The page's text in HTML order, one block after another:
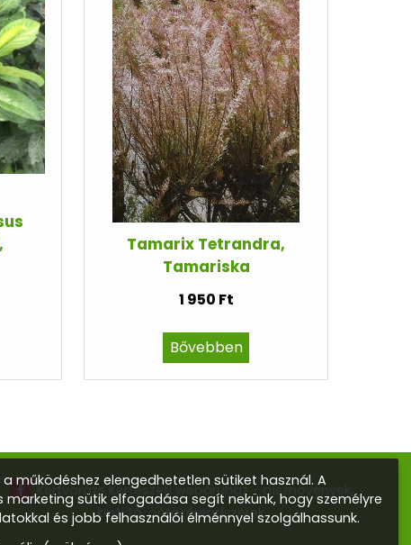
Tamarix Tetrandra,
Tamariska
1 950 Ft
Bővebben
Kertvarázs Kertészeti webáruház - dísznövények,
kerti tó, öntözőrendszerek
működéshez elengedhetetlen sütiket használ. A
marketing sütik elfogadása segít nekünk, hogy személyre
és jobb felhasználói élménnyel szolgálhassunk.